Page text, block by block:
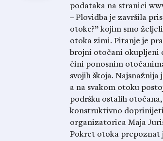
podataka na stranici
– Plovidba je završila
otoke?” kojim smo
otoka zimi. Pitanje je
brojni otočani okupljeni
čini ponosnim
svojih škoja.
a na svakom otoku
podršku ostalih
konstruktivno
organizatorica Maja
Pokret otoka prepoznat